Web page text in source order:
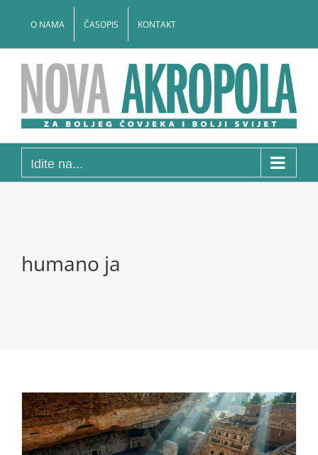
O NAMA ČASOPIS KONTAKT
Idite na...
humano ja